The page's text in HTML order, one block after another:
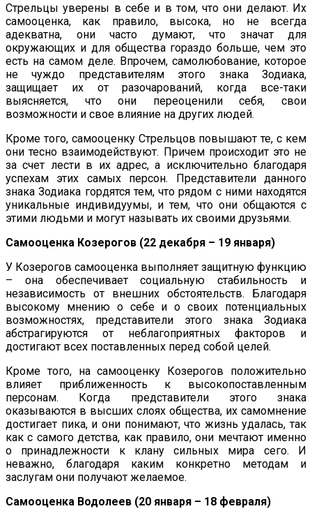
Стрельцы уверены в себе и в том, что они делают. Их
самооценка, как правило, высока, но не всегда
адекватна, они часто думают, что значат для
окружающих и для общества гораздо больше, чем это
есть на самом деле. Впрочем, самолюбование, которое
не чуждо представителям этого знака Зодиака,
защищает их от разочарований, когда все-таки
выясняется, что они переоценили себя, свои
возможности и свое влияние на других людей.
Кроме того, самооценку Стрельцов повышают те, с кем
они тесно взаимодействуют. Причем происходит это не
за счет лести в их адрес, а исключительно благодаря
успехам этих самых персон. Представители данного
знака Зодиака гордятся тем, что рядом с ними находятся
уникальные индивидуумы, и тем, что они общаются с
этими людьми и могут называть их своими друзьями.
Самооценка Козерогов (22 декабря – 19 января)
У Козерогов самооценка выполняет защитную функцию
– она обеспечивает социальную стабильность и
независимость от внешних обстоятельств. Благодаря
высокому мнению о себе и о своих потенциальных
возможностях, представители этого знака Зодиака
абстрагируются от неблагоприятных факторов и
достигают всех поставленных перед собой целей.
Кроме того, на самооценку Козерогов положительно
влияет приближенность к высокопоставленным
персонам. Когда представители этого знака
оказываются в высших слоях общества, их самомнение
достигает пика, и они понимают, что жизнь удалась, так
как с самого детства, как правило, они мечтают именно
о принадлежности к клану сильных мира сего. И
неважно, благодаря каким конкретно методам и
заслугам они получают желаемое.
Самооценка Водолеев (20 января – 18 февраля)